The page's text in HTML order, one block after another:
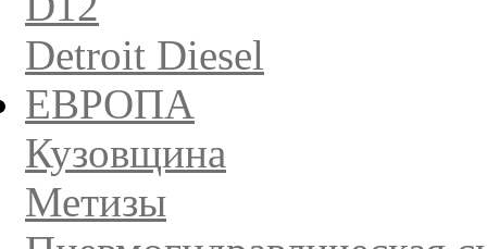
Detroit Diesel
ЕВРОПА
Кузовщина
Метизы